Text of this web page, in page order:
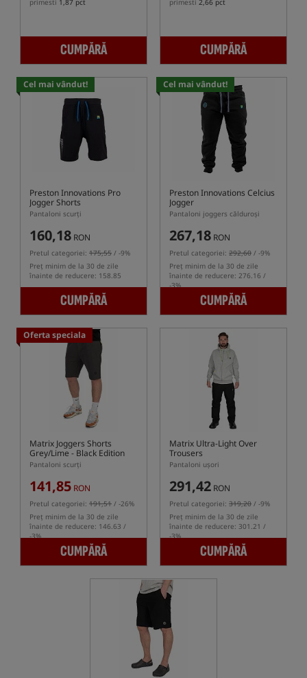
primesti 1,87 pct
CUMPĂRĂ
primesti 2,66 pct
CUMPĂRĂ
Cel mai vândut!
Preston Innovations Pro
Jogger Shorts
Pantaloni scurți
160,18 RON
Pretul categoriei: 175,55 / -9%
Preț minim de la 30 de zile
înainte de reducere: 158.85
CUMPĂRĂ
Cel mai vândut!
Preston Innovations Celcius
Jogger
Pantaloni joggers călduroși
267,18 RON
Pretul categoriei: 292,60 / -9%
Preț minim de la 30 de zile
înainte de reducere: 276.16 /
-3%
CUMPĂRĂ
Oferta speciala
Matrix Joggers Shorts
Grey/Lime - Black Edition
Range
Pantaloni scurți
141,85 RON
Pretul categoriei: 191,51 / -26%
Preț minim de la 30 de zile
înainte de reducere: 146.63 /
-3%
CUMPĂRĂ
Matrix Ultra-Light Over
Trousers
Pantaloni ușori
291,42 RON
Pretul categoriei: 319,20 / -9%
Preț minim de la 30 de zile
înainte de reducere: 301.21 /
-3%
CUMPĂRĂ